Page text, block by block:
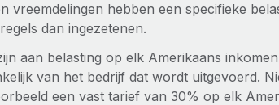
vreemdelingen hebben een specifieke
dan ingezetenen.
aan belasting op elk Amerikaans
van het bedrijf dat wordt uitgevoerd.
een vast tarief van 30% op elk